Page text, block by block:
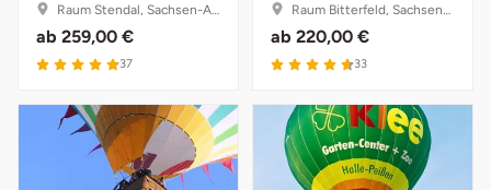
Raum Stendal, Sachsen-Anhalt
ab 259,00 €
4.9 von 5
37
Raum Bitterfeld, Sachsen-Anhalt
ab 220,00 €
4.7 von 5
33